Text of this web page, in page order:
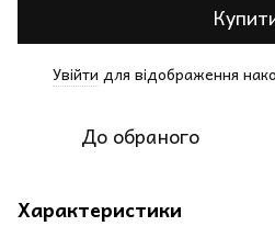
Увійти для відображення
До обраного
Характеристики